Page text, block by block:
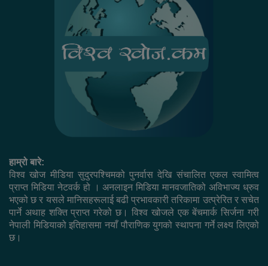
हाम्रो बारे:
विश्व खोज मीडिया सुदुरपश्चिमको पुनर्वास देखि संचालित एकल स्वामित्व
प्राप्त मिडिया नेटवर्क हो । अनलाइन मिडिया मानवजातिको अविभाज्य ध्रुव
भएको छ र यसले मानिसहरूलाई बढी प्रभावकारी तरिकामा उत्प्रेरित र सचेत
पार्ने अथाह शक्ति प्राप्त गरेको छ। विश्व खोजले एक बेंचमार्क सिर्जना गरी
नेपाली मिडियाको इतिहासमा नयाँ पौराणिक युगको स्थापना गर्ने लक्ष्य लिएको
छ।